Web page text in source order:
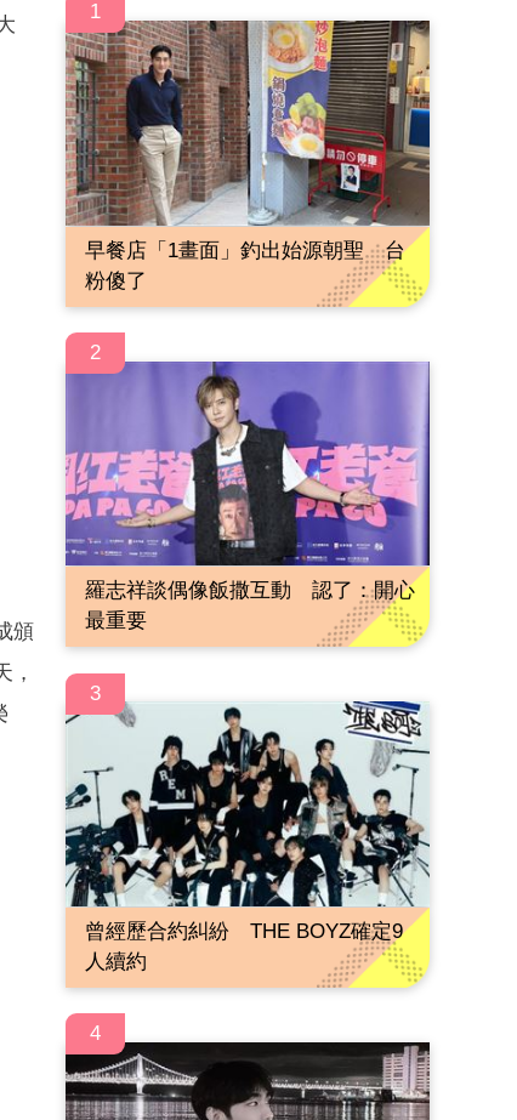
頒
，
1
早餐店「1畫面」釣出始源朝聖 台
粉傻了
2
羅志祥談偶像飯撒互動 認了：開心
最重要
3
曾經歷合約糾紛 THE BOYZ確定9
人續約
4